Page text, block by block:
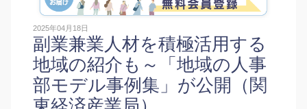
2025年04月18日
副業兼業人材を積極活用する
地域の紹介も～「地域の人事
部モデル事例集」が公開（関